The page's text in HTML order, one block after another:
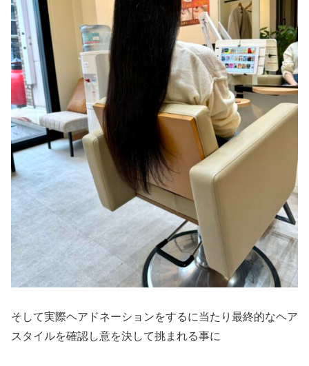
そして実際ヘアドネーションをするに当たり最終的なヘア
スタイルを確認し意を決して挑まれる事に